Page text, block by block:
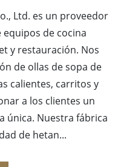
Ltd. es un proveedor
de cocina
y restauración. Nos
de ollas de sopa de
calientes, carritos y
a los clientes un
única. Nuestra fábrica
de hetan...